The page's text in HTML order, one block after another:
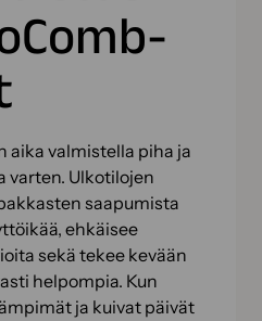
aika valmistella piha ja
varten. Ulkotilojen
saapumista
ehkäisee
sekä tekee kevään
helpompia. Kun
ja kuivat päivät